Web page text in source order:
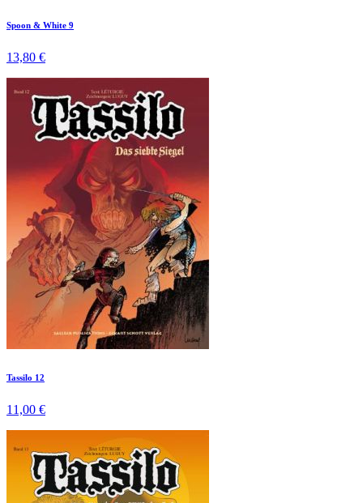
Spoon & White 9
13,80 €
Tassilo 12
11,00 €